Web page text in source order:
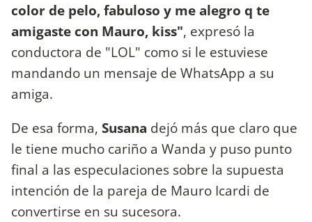
color de pelo, fabuloso y me alegro q te
amigaste con Mauro, kiss", expresó la
conductora de "LOL" como si le estuviese
mandando un mensaje de WhatsApp a su
amiga.
De esa forma, Susana dejó más que claro que
le tiene mucho cariño a Wanda y puso punto
final a las especulaciones sobre la supuesta
intención de la pareja de Mauro Icardi de
convertirse en su sucesora.